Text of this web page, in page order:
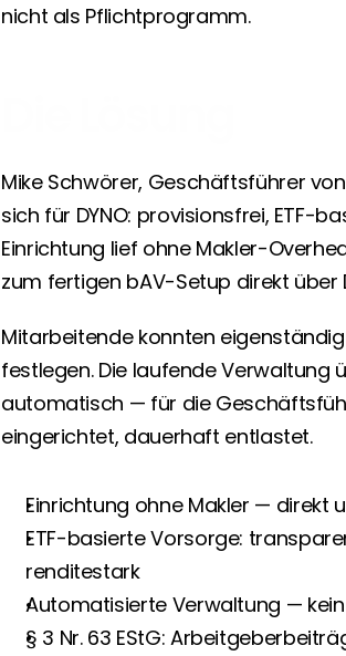
nicht als Pflichtprogramm.
Mike Schwörer, Geschäftsführer
sich für DYNO: provisionsfrei, ETF-
Einrichtung lief ohne Makler-
zum fertigen bAV-Setup direkt über
Mitarbeitende konnten
festlegen. Die laufende Verwaltung
automatisch — für die
eingerichtet, dauerhaft entlastet.
Einrichtung ohne Makler — direkt
ETF-basierte Vorsorge:
renditestark
Automatisierte Verwaltung —
§ 3 Nr. 63 EStG: